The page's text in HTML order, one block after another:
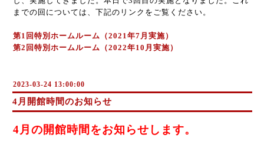
までの回については、下記のリンクをご覧ください。
第1回特別ホームルーム（2021年7月実施）
第2回特別ホームルーム（2022年10月実施）
2023-03-24 13:00:00
4月開館時間のお知らせ
4月の開館時間をお知らせします。